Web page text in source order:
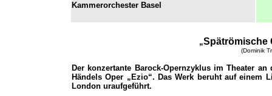
Kammerorchester Basel
„Spätrömische
(Dominik
Der konzertante Barock-Opernzyklus im Theater
Händels Oper „Ezio“. Das Werk beruht auf einem
London uraufgeführt.